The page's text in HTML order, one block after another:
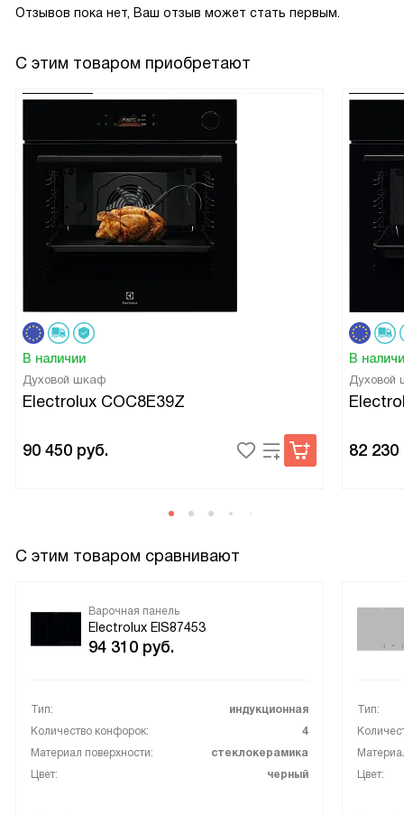
Отзывов пока нет, Ваш отзыв может стать первым.
С этим товаром приобретают
В наличии
Духовой шкаф
Electrolux COC8E39Z
90 450 руб.
В
Духовой
82 230
С этим товаром сравнивают
Варочная панель
Electrolux EIS87453
94 310 руб.
Тип:
индукционная
Количество конфорок:
4
Материал поверхности:
стеклокерамика
Цвет:
черный
Тип:
Цвет: